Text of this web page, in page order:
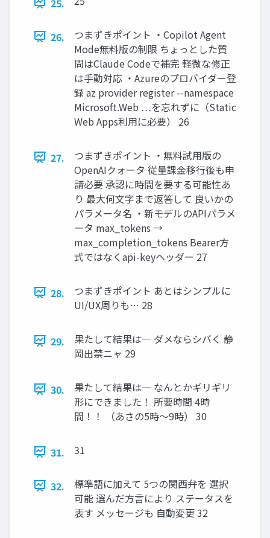
25.
26.
つまずきポイント ・Copilot Agent
Mode無料版の制限 ちょっとした質
問はClaude Codeで補完 軽微な修正
は手動対応 ・Azureのプロバイダー登
録 az provider register --namespace
Microsoft.Web …を忘れずに（Static
Web Apps利用に必要） 26
27.
つまずきポイント ・無料試用版の
OpenAIクォータ 従量課金移行後も申
請必要 承認に時間を要する可能性あ
り 最大何文字まで返答して 良いかの
パラメータ名 ・新モデルのAPIパラメ
ータ max_tokens →
max_completion_tokens Bearer方
式ではなくapi-keyヘッダー 27
28.
つまずきポイント あとはシンプルに
UI/UX周りも… 28
29.
果たして結果は― ダメならシバく 静
岡出禁ニャ 29
30.
果たして結果は― なんとかギリギリ
形にできました！ 所要時間 4時
間！！ （あさの5時～9時） 30
31. 31
32.
標準語に加えて 5つの関西弁を 選択
可能 選んだ方言により ステータスを
表す メッセージも 自動変更 32